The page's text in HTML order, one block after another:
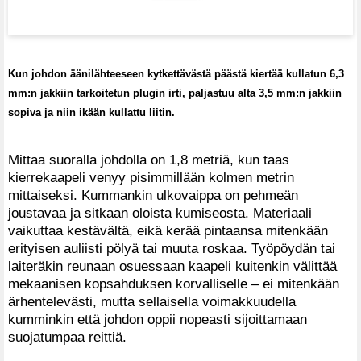
Kun johdon äänilähteeseen kytkettävästä päästä kiertää kullatun 6,3
mm:n jakkiin tarkoitetun plugin irti, paljastuu alta 3,5 mm:n jakkiin
sopiva ja niin ikään kullattu liitin.
Mittaa suoralla johdolla on 1,8 metriä, kun taas
kierrekaapeli venyy pisimmillään kolmen metrin
mittaiseksi. Kummankin ulkovaippa on pehmeän
joustavaa ja sitkaan oloista kumiseosta. Materiaali
vaikuttaa kestävältä, eikä kerää pintaansa mitenkään
erityisen auliisti pölyä tai muuta roskaa. Työpöydän tai
laiteräkin reunaan osuessaan kaapeli kuitenkin välittää
mekaanisen kopsahduksen korvalliselle – ei mitenkään
ärhentelevästi, mutta sellaisella voimakkuudella
kumminkin että johdon oppii nopeasti sijoittamaan
suojatumpaa reittiä.